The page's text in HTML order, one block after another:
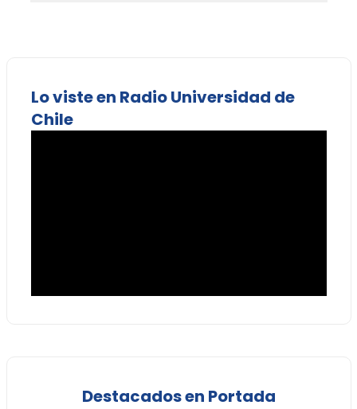
Lo viste en Radio Universidad de
Chile
Destacados en Portada